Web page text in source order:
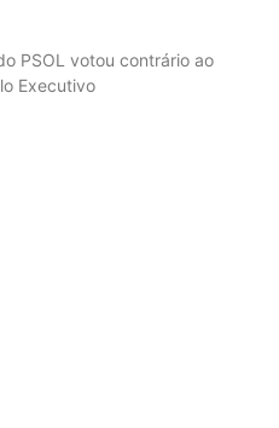
PSOL votou contrário ao
Executivo